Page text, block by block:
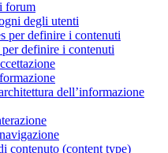
forum
degli utenti
per definire i contenuti
definire i contenuti
dell’informazione
contenuto (content type)